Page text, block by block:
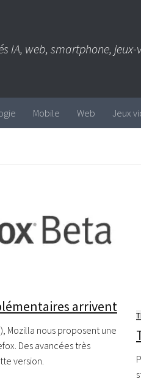
IA, web, smartphone,
Mobile Web Jeux
arrivent
Mozilla nous proposent une
Des avancées très
version.